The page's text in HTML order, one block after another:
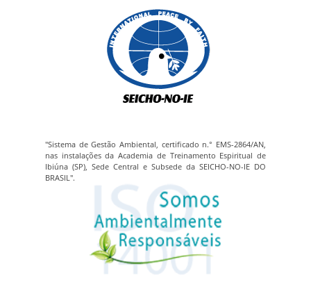
"Sistema de Gestão Ambiental, certificado n.° EMS-2864/AN,
nas instalações da Academia de Treinamento Espiritual de
Ibiúna (SP), Sede Central e Subsede da SEICHO-NO-IE DO
BRASIL".